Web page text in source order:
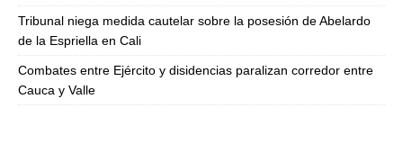
Tribunal niega medida cautelar sobre la posesión de Abelardo
de la Espriella en Cali
Combates entre Ejército y disidencias paralizan corredor entre
Cauca y Valle